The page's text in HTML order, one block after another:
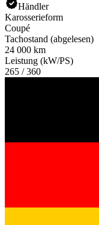
Händler
Karosserieform
Coupé
Tachostand (abgelesen)
24 000 km
Leistung (kW/PS)
265 / 360